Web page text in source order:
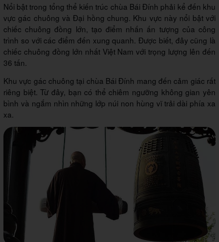
Nổi bật trong tổng thể kiến trúc chùa Bái Đính phải kể đến khu
vực gác chuông và Đại hồng chung. Khu vực này nổi bật với
chiếc chuông đồng lớn, tạo điểm nhấn ấn tượng của công
trình so với các điểm đến xung quanh. Được biết, đây cũng là
chiếc chuông đồng lớn nhất Việt Nam với trọng lượng lên đến
36 tấn.
Khu vực gác chuông tại chùa Bái Đính mang đến cảm giác rất
riêng biệt. Từ đây, bạn có thể chiêm ngưỡng không gian yên
bình và ngắm nhìn những lớp núi non hùng vĩ trải dài phía xa
xa.